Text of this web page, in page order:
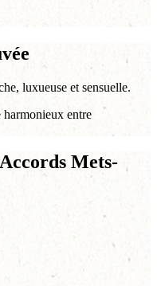
luxueuse et sensuelle.
entre
Mets-